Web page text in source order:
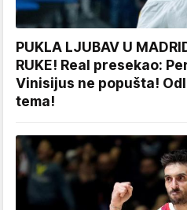
PUKLA LJUBAV U
RUKE! Real presekao:
Vinisijus ne popušta!
tema!